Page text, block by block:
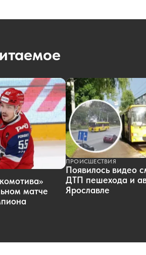
матче
ПРОИСШЕСТВИЯ
Появилось видео
ДТП пешехода и
Ярославле